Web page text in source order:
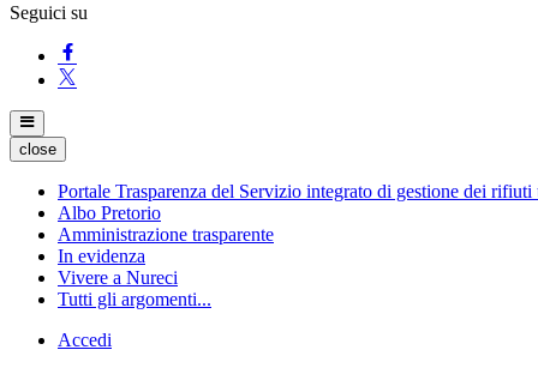
Seguici su
close
Portale Trasparenza del Servizio integrato di gestione dei rifiuti
Albo Pretorio
Amministrazione trasparente
In evidenza
Vivere a Nureci
Tutti gli argomenti...
Accedi